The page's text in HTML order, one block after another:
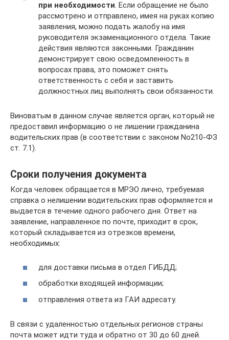
при необходимости. Если обращение не было
рассмотрено и отправлено, имея на руках копию
заявления, можно подать жалобу на имя
руководителя экзаменационного отдела. Такие
действия являются законными. Гражданин
демонстрирует свою осведомленность в
вопросах права, это поможет снять
ответственность с себя и заставить
должностных лиц выполнять свои обязанности.
Виноватым в данном случае является орган, который не
предоставил информацию о не лишении гражданина
водительских прав (в соответствии с законом No210-ФЗ
ст. 7.1).
Сроки получения документа
Когда человек обращается в МРЭО лично, требуемая
справка о нелишении водительских прав оформляется и
выдается в течение одного рабочего дня. Ответ на
заявление, направленное по почте, приходит в срок,
который складывается из отрезков времени,
необходимых:
для доставки письма в отдел ГИБДД;
обработки входящей информации;
отправления ответа из ГАИ адресату.
В связи с удаленностью отдельных регионов страны
почта может идти туда и обратно от 30 до 60 дней.